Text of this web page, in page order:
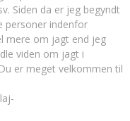
Siden da er jeg begyndt
personer indenfor
mere om jagt end jeg
viden om jagt i
er meget velkommen til